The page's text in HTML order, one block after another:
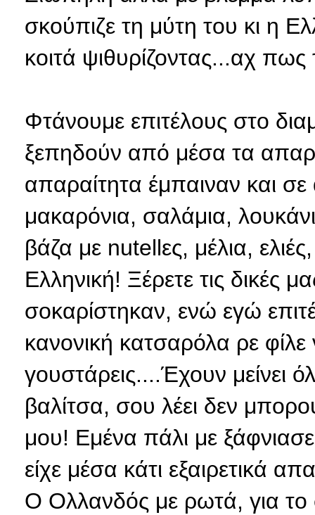
σκούπιζε τη μύτη του κι η
κοιτά ψιθυρίζοντας...αχ
Φτάνουμε επιτέλους στο
ξεπηδούν από μέσα τα
απαραίτητα έμπαιναν και
μακαρόνια, σαλάμια,
βάζα με nutellες, μέλια,
Ελληνική! Ξέρετε τις δικές
σοκαρίστηκαν, ενώ εγώ
κανονική κατσαρόλα ρε
γουστάρεις....Έχουν μείνει
βαλίτσα, σου λέει δεν
μου! Εμένα πάλι με
είχε μέσα κάτι εξαιρετικά
Ο Ολλανδός με ρωτά, για το